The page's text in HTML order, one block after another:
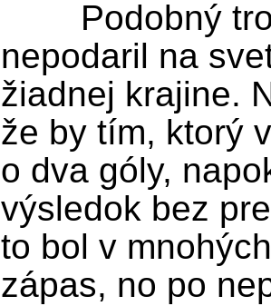
nepodaril na
žiadnej krajine.
že by tím, ktorý
o dva góly,
výsledok bez
to bol v
zápas, no po